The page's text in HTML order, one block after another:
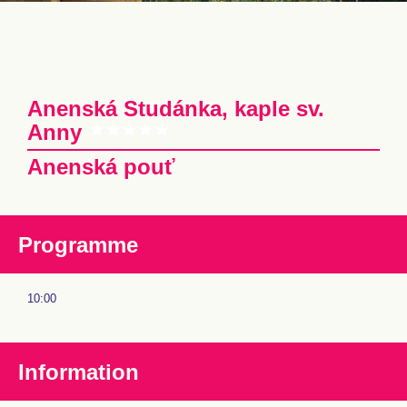
Anenská Studánka, kaple sv.
Anny
Anenská pouť
Programme
10:00
Information